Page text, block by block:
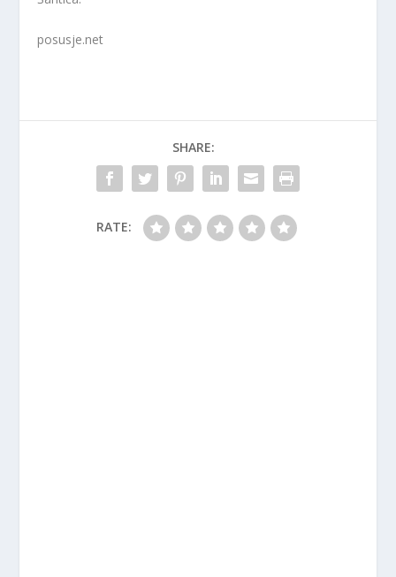
posusje.net
SHARE:
RATE: